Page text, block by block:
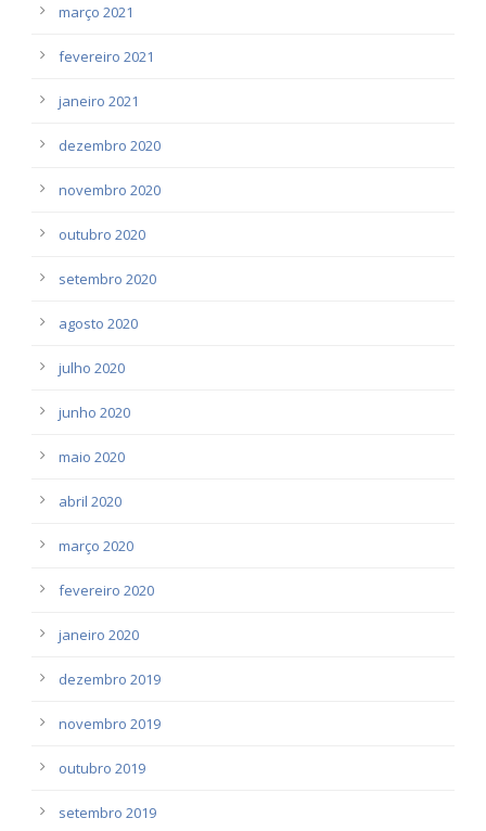
março 2021
fevereiro 2021
janeiro 2021
dezembro 2020
novembro 2020
outubro 2020
setembro 2020
agosto 2020
julho 2020
junho 2020
maio 2020
abril 2020
março 2020
fevereiro 2020
janeiro 2020
dezembro 2019
novembro 2019
outubro 2019
setembro 2019